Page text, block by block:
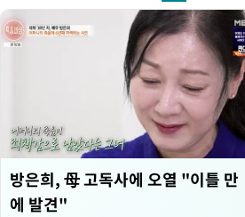
방은희, 母 고독사에 오열 "이틀 만
에 발견"